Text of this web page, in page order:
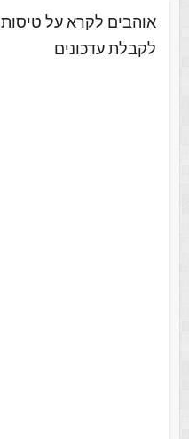
אוהבים לקרא על
לקבלת עדכונים